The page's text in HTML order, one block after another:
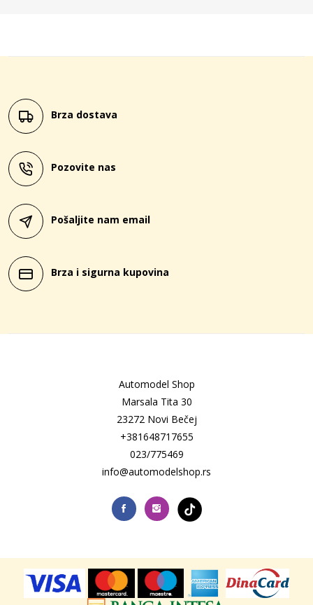
Brza dostava
Pozovite nas
Pošaljite nam email
Brza i sigurna kupovina
Automodel Shop
Marsala Tita 30
23272 Novi Bečej
+381648717655
023/775469
info@automodelshop.rs